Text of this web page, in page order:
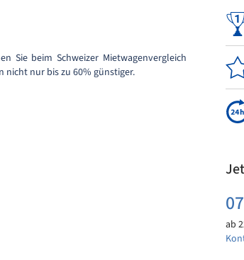
Sie beim Schweizer Mietwagenvergleich
nicht nur bis zu 60% günstiger.
ab